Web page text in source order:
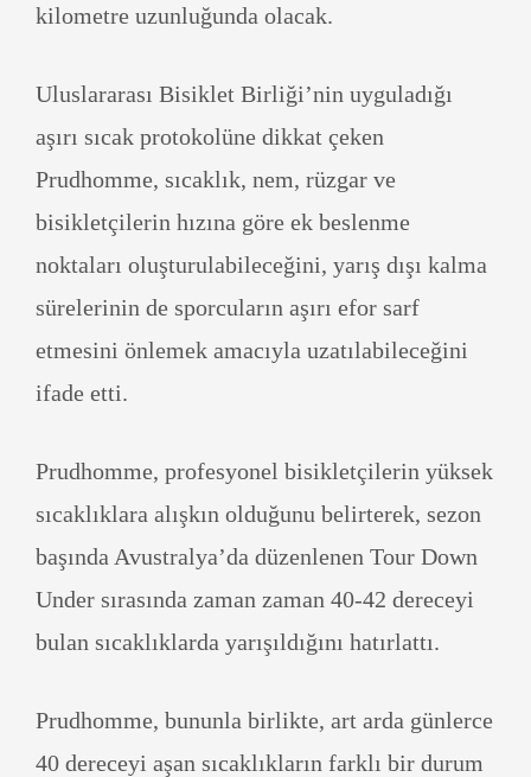
kilometre uzunluğunda olacak.
Uluslararası Bisiklet Birliği’nin uyguladığı
aşırı sıcak protokolüne dikkat çeken
Prudhomme, sıcaklık, nem, rüzgar ve
bisikletçilerin hızına göre ek beslenme
noktaları oluşturulabileceğini, yarış dışı kalma
sürelerinin de sporcuların aşırı efor sarf
etmesini önlemek amacıyla uzatılabileceğini
ifade etti.
Prudhomme, profesyonel bisikletçilerin yüksek
sıcaklıklara alışkın olduğunu belirterek, sezon
başında Avustralya’da düzenlenen Tour Down
Under sırasında zaman zaman 40-42 dereceyi
bulan sıcaklıklarda yarışıldığını hatırlattı.
Prudhomme, bununla birlikte, art arda günlerce
40 dereceyi aşan sıcaklıkların farklı bir durum